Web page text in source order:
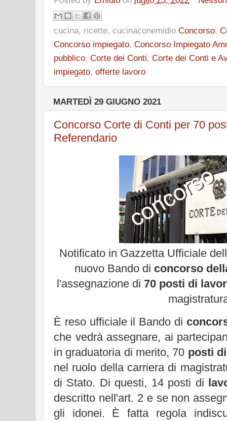
cucina, ricette, cucinaconemidio Concorso,
Concorso impiegato, Concorso Impiegato
pubblico, Corte dei Conti, Corte dei Conti e
impiegato, offerte lavoro
MARTEDÌ 29 GIUGNO 2021
Concorso Corte di Conti per 70
Referendario
Notificato in Gazzetta Ufficiale
nuovo Bando di concorso
l'assegnazione di 70 posti di
È reso ufficiale il Bando di
che vedrà assegnare, ai
in graduatoria di merito, 70 posti
nel ruolo della carriera di
di Stato. Di questi, 14 posti di
descritto nell'art. 2 e se non
gli idonei. È fatta regola